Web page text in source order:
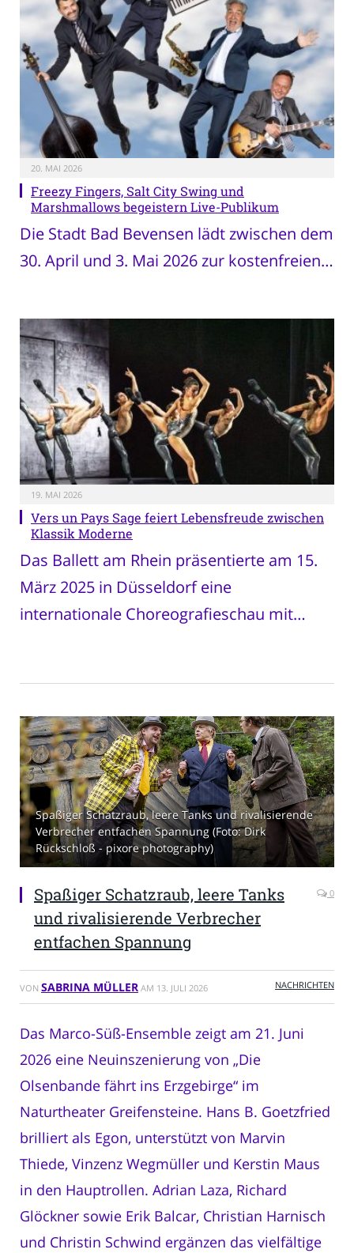
20. MAI 2026
Freezy Fingers, Salt City Swing und
Marshmallows begeistern Live-Publikum
Die Stadt Bad Bevensen lädt zwischen dem
30. April und 3. Mai 2026 zur kostenfreien…
19. MAI 2026
Vers un Pays Sage feiert Lebensfreude zwischen
Klassik Moderne
Das Ballett am Rhein präsentierte am 15.
März 2025 in Düsseldorf eine
internationale Choreografieschau mit…
Spaßiger Schatzraub, leere Tanks und rivalisierende
Verbrecher entfachen Spannung (Foto: Dirk
Rückschloß - pixore photography)
Spaßiger Schatzraub, leere Tanks
und rivalisierende Verbrecher
entfachen Spannung
0
VON SABRINA MÜLLER AM 13. JULI 2026 NACHRICHTEN
Das Marco-Süß-Ensemble zeigt am 21. Juni
2026 eine Neuinszenierung von „Die
Olsenbande fährt ins Erzgebirge“ im
Naturtheater Greifensteine. Hans B. Goetzfried
brilliert als Egon, unterstützt von Marvin
Thiede, Vinzenz Wegmüller und Kerstin Maus
in den Hauptrollen. Adrian Laza, Richard
Glöckner sowie Erik Balcar, Christian Harnisch
und Christin Schwind ergänzen das vielfältige